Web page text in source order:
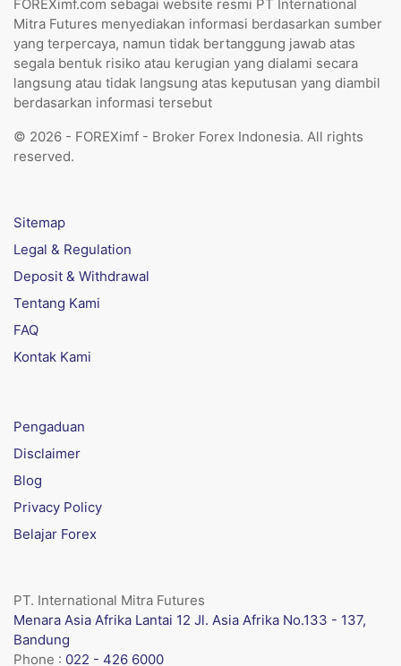
FOREXimf.com sebagai website resmi PT International
Mitra Futures menyediakan informasi berdasarkan sumber
yang terpercaya, namun tidak bertanggung jawab atas
segala bentuk risiko atau kerugian yang dialami secara
langsung atau tidak langsung atas keputusan yang diambil
berdasarkan informasi tersebut
© 2026 - FOREXimf - Broker Forex Indonesia. All rights
reserved.
Sitemap
Legal & Regulation
Deposit & Withdrawal
Tentang Kami
FAQ
Kontak Kami
Pengaduan
Disclaimer
Blog
Privacy Policy
Belajar Forex
PT. International Mitra Futures
Menara Asia Afrika Lantai 12 Jl. Asia Afrika No.133 - 137,
Bandung
Phone : 022 - 426 6000